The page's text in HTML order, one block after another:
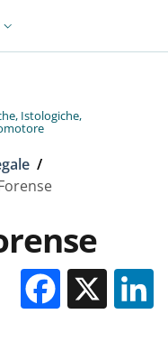
LINGUA:
Istologiche,
/
X